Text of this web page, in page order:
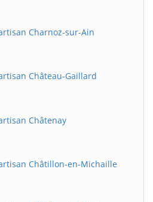
Charnoz-sur-Ain
Château-Gaillard
Châtenay
Châtillon-en-Michaille